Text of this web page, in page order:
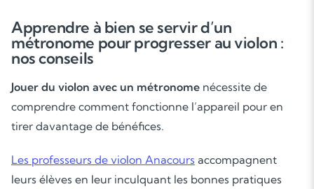
Apprendre à bien se servir d’un
métronome pour progresser au violon :
nos conseils
Jouer du violon avec un métronome nécessite de
comprendre comment fonctionne l’appareil pour en
tirer davantage de bénéfices.
Les professeurs de violon Anacours accompagnent
leurs élèves en leur inculquant les bonnes pratiques